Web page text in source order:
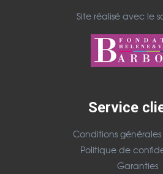
Site réalisé avec le
Service
Conditions
Politique de
Garanties